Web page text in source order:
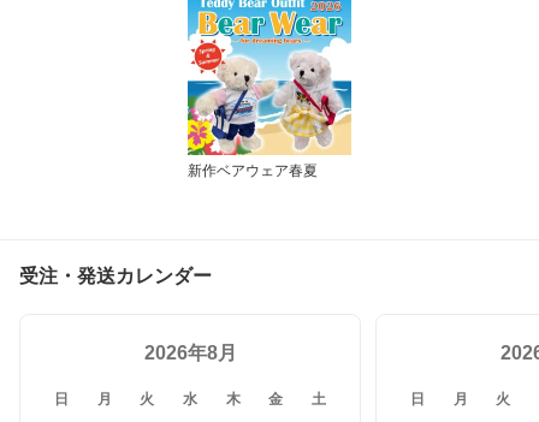
新作ベアウェア春夏
受注・発送カレンダー
2026年8月
日 月 火 水 木 金 土 日 月 火